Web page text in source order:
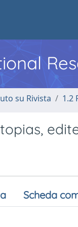
su Rivista 1.2
Scheda